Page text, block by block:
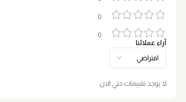
0
0
آراء عملائنا
لا يوجد تقييمات حتي الان